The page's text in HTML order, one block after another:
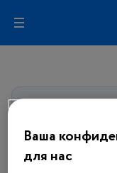
ко всем
Ваша
для нас